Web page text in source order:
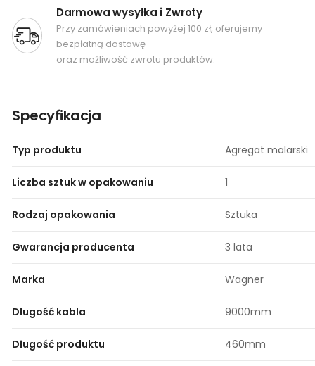
Darmowa wysyłka i Zwroty
Przy zamówieniach powyżej 100 zł, oferujemy
bezpłatną dostawę
oraz możliwość zwrotu produktów.
Specyfikacja
Typ produktu Agregat malarski
Liczba sztuk w opakowaniu 1
Rodzaj opakowania Sztuka
Gwarancja producenta 3 lata​
Marka Wagner
Długość kabla 9000mm
Długość produktu 460mm